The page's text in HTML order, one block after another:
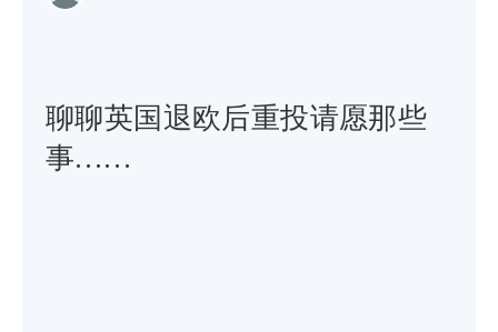
聊聊英国退欧后重投请愿那些
事……